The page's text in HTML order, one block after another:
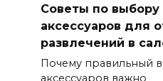
Советы по
аксессуаров для
развлечений в
Почему правильный
аксессуаров важно